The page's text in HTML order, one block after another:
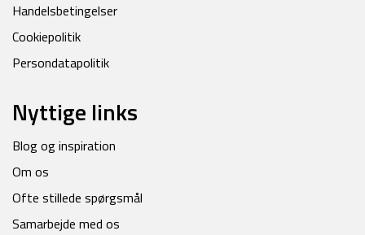
Handelsbetingelser
Cookiepolitik
Persondatapolitik
Nyttige links
Blog og inspiration
Om os
Ofte stillede spørgsmål
Samarbejde med os